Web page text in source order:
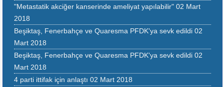
"Metastatik akciğer kanserinde ameliyat yapılabilir" 02 Mart
2018
Beşiktaş, Fenerbahçe ve Quaresma PFDK'ya sevk edildi 02
Mart 2018
Beşiktaş, Fenerbahçe ve Quaresma PFDK'ya sevk edildi 02
Mart 2018
4 parti ittifak için anlaştı 02 Mart 2018